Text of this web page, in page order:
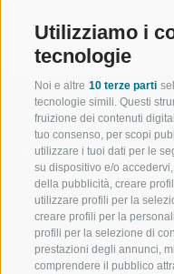
Utilizziamo i
tecnologie
Noi e altre 10 terze parti
tecnologie simili. Questi
fruizione dei contenuti
tuo consenso, per scopi
utilizzare i tuoi dati per le
su dispositivo e/o
della pubblicità, creare
utilizzare profili per la
creare profili per la
profili per la selezione di
prestazioni degli annunci,
comprendere il pubblico
BENVENUTI
TURISTICA DI
VAL GIOVO
VAL RACINES